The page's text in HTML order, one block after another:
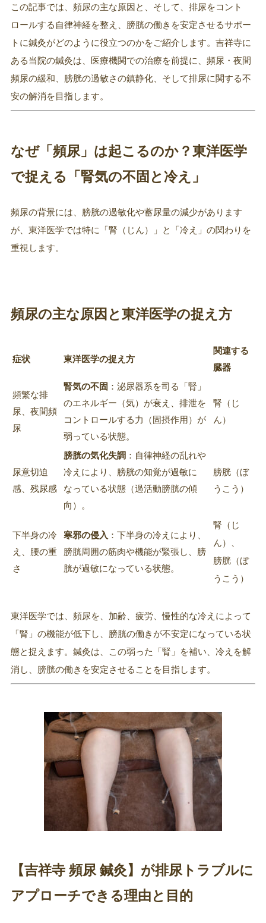
この記事では、頻尿の主な原因と、そして、排尿をコント
ロールする自律神経を整え、膀胱の働きを安定させるサポー
トに鍼灸がどのように役立つのかをご紹介します。吉祥寺に
ある当院の鍼灸は、医療機関での治療を前提に、頻尿・夜間
頻尿の緩和、膀胱の過敏さの鎮静化、そして排尿に関する不
安の解消を目指します。
なぜ「頻尿」は起こるのか？東洋医学
で捉える「腎気の不固と冷え」
頻尿の背景には、膀胱の過敏化や蓄尿量の減少があります
が、東洋医学では特に「腎（じん）」と「冷え」の関わりを
重視します。
頻尿の主な原因と東洋医学の捉え方
症状 東洋医学の捉え方
関連する
臓器
頻繁な排
尿、夜間頻
尿
腎気の不固 ：泌尿器系を司る「腎」
のエネルギー（気）が衰え、排泄を
コントロールする力（固摂作用）が
弱っている状態。
腎（じ
ん）
尿意切迫
感、残尿感
膀胱の気化失調 ：自律神経の乱れや
冷えにより、膀胱の知覚が過敏に
なっている状態（過活動膀胱の傾
向）。
膀胱（ぼ
うこう）
下半身の冷
え、腰の重
さ
寒邪の侵入 ：下半身の冷えにより、
膀胱周囲の筋肉や機能が緊張し、膀
胱が過敏になっている状態。
腎（じ
ん）、
膀胱（ぼ
うこう）
東洋医学では、頻尿を、加齢、疲労、慢性的な冷えによって
「腎」の機能が低下し、膀胱の働きが不安定になっている状
態と捉えます。鍼灸は、この弱った「腎」を補い、冷えを解
消し、膀胱の働きを安定させることを目指します。
【吉祥寺 頻尿 鍼灸】が排尿トラブルに
アプローチできる理由と目的